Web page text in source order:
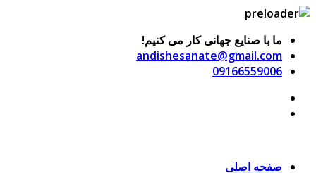
ما با صنایع جهانی کار می کنیم!
andishesanate@gmail.com
09166559006
صفحه اصلی